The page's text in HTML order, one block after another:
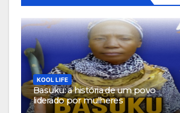
KOOL LIFE
Basuku: a história de um povo
liderado por mulheres